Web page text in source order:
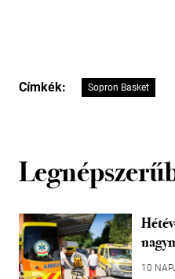
Címkék: Sopron Basket
10